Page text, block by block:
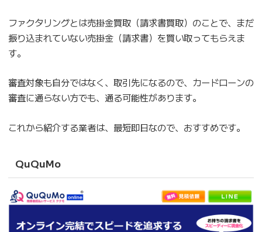
ファクタリングとは売掛金買取（請求書買取）のことで、まだ
振り込まれていない売掛金（請求書）を買い取ってもらえま
す。
審査対象も自分ではなく、取引先になるので、カードローンの
審査に通らない方でも、通る可能性があります。
これから紹介する業者は、最短即日なので、おすすめです。
QuQuMo